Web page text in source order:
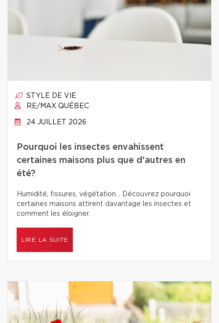
STYLE DE VIE
RE/MAX QUÉBEC
24 JUILLET 2026
Pourquoi les insectes envahissent
certaines maisons plus que d'autres en
été?
Humidité, fissures, végétation… Découvrez pourquoi
certaines maisons attirent davantage les insectes et
comment les éloigner.
LIRE LA SUITE